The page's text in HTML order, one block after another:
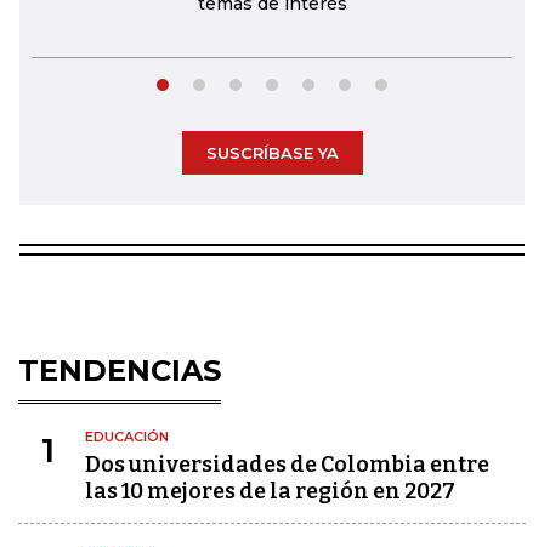
SUSCRÍBASE YA
TENDENCIAS
1 EDUCACIÓN
Dos universidades de Colombia entre
las 10 mejores de la región en 2027